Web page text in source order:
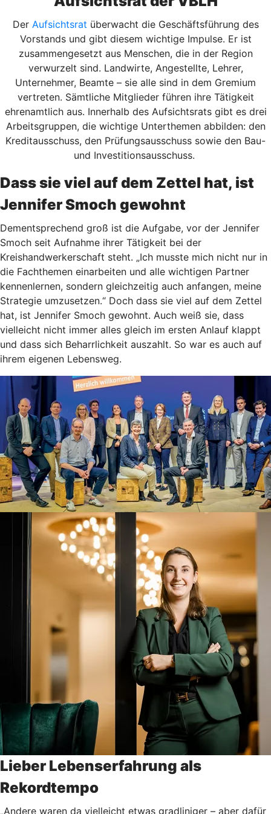
Der Aufsichtsrat überwacht die Geschäftsführung des
Vorstands und gibt diesem wichtige Impulse. Er ist
zusammengesetzt aus Menschen, die in der Region
verwurzelt sind. Landwirte, Angestellte, Lehrer,
Unternehmer, Beamte – sie alle sind in dem Gremium
vertreten. Sämtliche Mitglieder führen ihre Tätigkeit
ehrenamtlich aus. Innerhalb des Aufsichtsrats gibt es drei
Arbeitsgruppen, die wichtige Unterthemen abbilden: den
Kreditausschuss, den Prüfungsausschuss sowie den Bau-
und Investitionsausschuss.
Dass sie viel auf dem Zettel hat, ist
Jennifer Smoch gewohnt
Dementsprechend groß ist die Aufgabe, vor der Jennifer
Smoch seit Aufnahme ihrer Tätigkeit bei der
Kreishandwerkerschaft steht. „Ich musste mich nicht nur in
die Fachthemen einarbeiten und alle wichtigen Partner
kennenlernen, sondern gleichzeitig auch anfangen, meine
Strategie umzusetzen.“ Doch dass sie viel auf dem Zettel
hat, ist Jennifer Smoch gewohnt. Auch weiß sie, dass
vielleicht nicht immer alles gleich im ersten Anlauf klappt
und dass sich Beharrlichkeit auszahlt. So war es auch auf
ihrem eigenen Lebensweg.
Lieber Lebenserfahrung als
Rekordtempo
„Andere waren da vielleicht etwas gradliniger – aber dafür